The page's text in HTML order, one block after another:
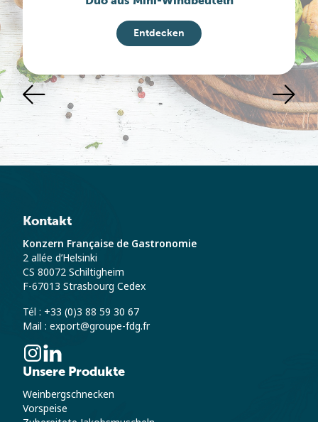
Entdecken
Kontakt
Konzern Française de Gastronomie
2 allée d’Helsinki
CS 80072 Schiltigheim
F-67013 Strasbourg Cedex
Tél : +33 (0)3 88 59 30 67
Mail : export@groupe-fdg.fr
Unsere Produkte
Weinbergschnecken
Vorspeise